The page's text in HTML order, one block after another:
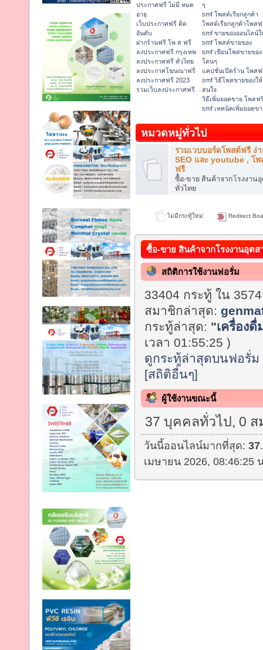
ประกาศฟรี ไม่มี หมด
อายุ
เว็บประกาศฟรี ติด
อันดับ
ฝากร้านฟรี โพ ส ฟรี
ลงประกาศฟรี กรุงเทพ
ลงประกาศฟรี ทั่วไทย
ลงประกาศโฆษณาฟรี
ลงประกาศฟรี 2023
รวมเว็บลงประกาศฟรี
ๆ
smf โพสต์เรียกลูกค้า
โพสต์เรียกลูกค้าโพส
smf ขายของออนไลน์ใ
smf โพสต์ขายของ
smf เขียนโพสขายของ
โดนๆ
แคปชั่นเปิดร้าน โพส
smf วิธีโพสขายของใ
สนใจ
วิธีเพิ่มยอดขาย โพสฟ
smf เทคนิคเพิ่มยอดข
หมวดหมู่ทั่วไป
รวมเวบบอร์ดโพสต์ฟรี ง่า
SEO และ youtube , โ
ฟรี
ซื้อ-ขาย สินค้าจากโรงงาน
ทั่วไทย
ไม่มีกระทู้ใหม่ Redirect
ซื้อ-ขาย สินค้าจากโรงงานอุต
สถิติการใช้งานฟอรั่ม
33404 กระทู้ ใน
สมาชิกล่าสุด:
กระทู้ล่าสุด: "เครื่อง
เวลา 01:55:25 )
ดูกระทู้ล่าสุดบนฟอรั่ม
[สถิติอื่นๆ]
ผู้ใช้งานขณะนี้
37 บุคคลทั่วไป, 0 ส
วันนี้ออนไลน์มากที่สุด:37
เมษายน 2026, 08:46:25